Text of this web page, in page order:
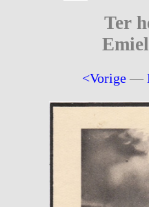
Ter
<Vorige —